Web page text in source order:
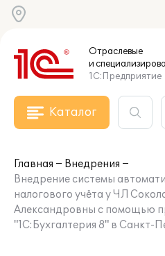
Отраслевые
и
1С:Предприятие
Каталог
Главная
Внедрения
Внедрение системы
налогового учёта у ЧЛ
Александровны с помощью
"1С:Бухгалтерия 8" в Санкт-